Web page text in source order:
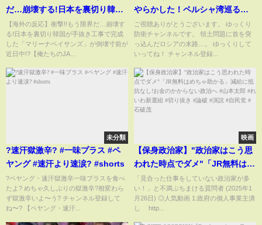
だ…崩壊する!日本を裏切り韓国
が手抜き工事で完成した「マリ
ーナベイサンズ」が倒壊寸前が
近日中!?【俺たちのJAPAN】
【海外の反応】衝撃!!もう限界だ…崩壊す
る!日本を裏切り韓国が手抜き工事で完成
した「マリーナベイサンズ」が倒壊寸前が
近日中!?【俺たちのJA...
やらかした！ペルシャ湾巡る領
土問題に首を突っ込んだ結果、
イラン大激怒！伊露関係に亀裂
ご視聴ありがとうございます。 ゆっくり
防衛チャンネルです。 領土問題に首を突
っ込んだロシアの末路…。 ゆっくりして
いってね！ チャンネル登録...
未分類
?速汗獄激辛? #一味プラス #ペ
ヤング #速汗より速涙? #shorts
?ペヤング・速汗獄激辛一味プラスを食べ
たよ? めちゃ久しぶりの獄激辛?相変わら
ず獄激辛いよ〜う? チャンネル登録して
ね〜? 【ペヤング・速汗...
映画
【保身政治家】"政治家はこう思
われた時点でダメ"「JR無料はめ
ちゃ助かる」減給に抵抗なし!お
金のかからない政治へ #山本太郎
#れいわ新選組 #切り抜き #論破
「見合った仕事をしていない政治家が多
い！」と不満ぶちまける質問者 (2025年1
月26日) ◎人気動画 1:政府の個人事業主潰
し http...